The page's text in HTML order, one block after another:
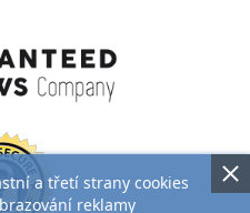
a třetí strany cookies
reklamy